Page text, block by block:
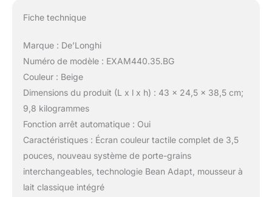
Fiche technique
Marque : De’Longhi
Numéro de modèle : EXAM440.35.BG
Couleur : Beige
Dimensions du produit (L x l x h) : 43 x 24,5 x 38,5 cm;
9,8 kilogrammes
Fonction arrêt automatique : Oui
Caractéristiques : Écran couleur tactile complet de 3,5
pouces, nouveau système de porte-grains
interchangeables, technologie Bean Adapt, mousseur à
lait classique intégré